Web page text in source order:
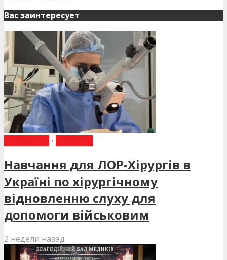
Вас заинтересует
•
Навчання для ЛОР-Хірургів в
Україні по хірургічному
відновленню слуху для
допомоги військовим
2 недели назад